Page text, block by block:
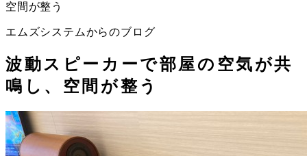
空間が整う
エムズシステムからのブログ
波動スピーカーで部屋の空気が共
鳴し、空間が整う